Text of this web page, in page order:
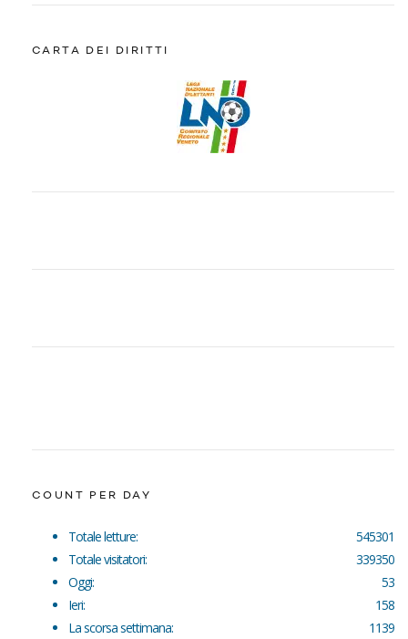
CARTA DEI DIRITTI
COUNT PER DAY
545301
Totale letture:
339350
Totale visitatori:
53
Oggi:
158
Ieri:
1139
La scorsa settimana: